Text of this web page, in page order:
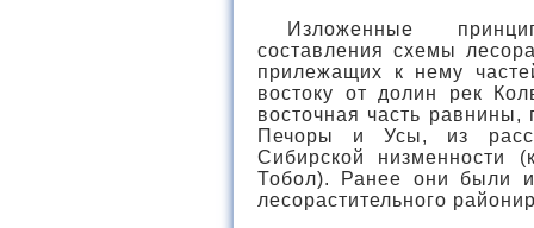
Изложенные
составления схемы
прилежащих к нему
востоку от долин рек
восточная часть
Печоры и Усы, из
Сибирской
Тобол). Ранее они были
лесорастительного